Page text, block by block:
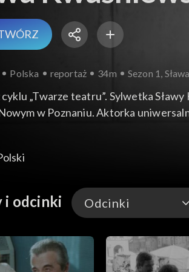
Polska reportaż 34m Sezon 1,
„Twarze teatru”. Sylwetka
w Poznaniu. Aktorka
pt. „Aktorzy prowincjonalni”.
i odcinki Odcinki
Odcinki